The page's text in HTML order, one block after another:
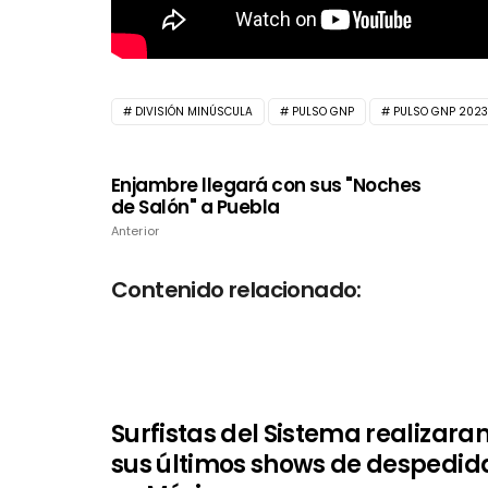
DIVISIÓN MINÚSCULA PULSO GNP PULSO GNP 2023
Enjambre llegará con sus "Noches
de Salón" a Puebla
Anterior
Contenido relacionado:
Surfistas del Sistema
sus últimos shows de